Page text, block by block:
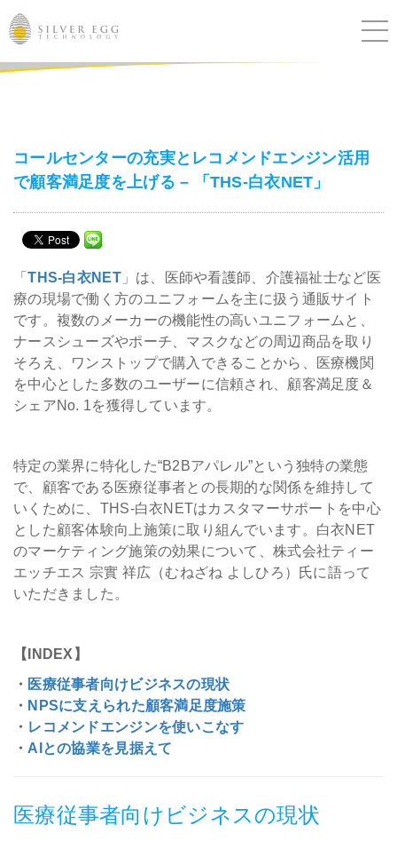
導入事例
ブログ
セミナー
ニュース
IR
採用
資料ダウンロード
お問い合わせ
コールセンターの充実とレコメンドエンジン活用
で顧客満足度を上げる – 「THS-白衣NET」
「THS-白衣NET」は、医師や看護師、介護福祉士など医
療の現場で働く方のユニフォームを主に扱う通販サイト
です。複数のメーカーの機能性の高いユニフォームと、
ナースシューズやポーチ、マスクなどの周辺商品を取り
そろえ、ワンストップで購入できることから、医療機関
を中心とした多数のユーザーに信頼され、顧客満足度＆
シェアNo. 1を獲得しています。
特定の業界に特化した“B2Bアパレル”という独特の業態
で、顧客である医療従事者との長期的な関係を維持して
いくために、THS-白衣NETはカスタマーサポートを中心
とした顧客体験向上施策に取り組んでいます。白衣NET
のマーケティング施策の効果について、株式会社ティー
エッチエス 宗實 祥広（むねざね よしひろ）氏に語って
いただきました。
【INDEX】
・ 医療従事者向けビジネスの現状
・ NPSに支えられた顧客満足度施策
・ レコメンドエンジンを使いこなす
・ AIとの協業を見据えて
医療従事者向けビジネスの現状